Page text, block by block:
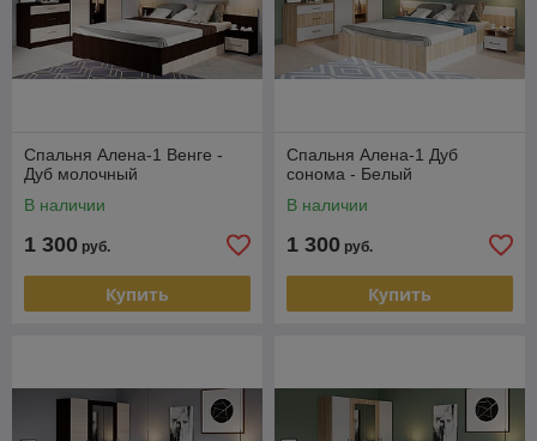
Спальня Алена-1 Венге -
Дуб молочный
В наличии
1 300 руб.
Купить
Спальня Алена-1 Дуб
сонома - Белый
В наличии
1 300 руб.
Купить